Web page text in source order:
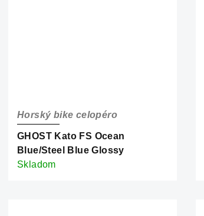
GHOST Kato FS Ocean
Blue/Steel Blue Glossy
Horský bike celopéro
Skladom